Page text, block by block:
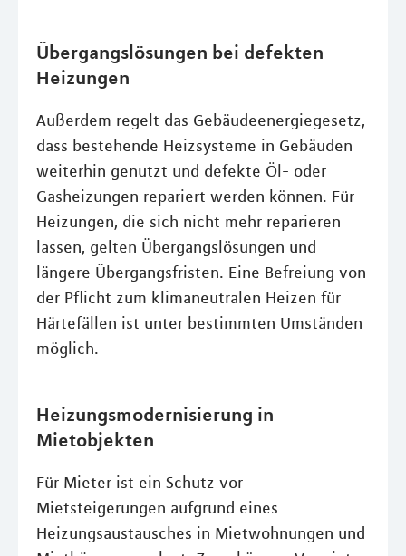
Übergangslösungen bei defekten
Heizungen
Außerdem regelt das Gebäudeenergiegesetz,
dass bestehende Heizsysteme in Gebäuden
weiterhin genutzt und defekte Öl- oder
Gasheizungen repariert werden können. Für
Heizungen, die sich nicht mehr reparieren
lassen, gelten Übergangslösungen und
längere Übergangsfristen. Eine Befreiung von
der Pflicht zum klimaneutralen Heizen für
Härtefällen ist unter bestimmten Umständen
möglich.
Heizungsmodernisierung in
Mietobjekten
Für Mieter ist ein Schutz vor
Mietsteigerungen aufgrund eines
Heizungsaustausches in Mietwohnungen und